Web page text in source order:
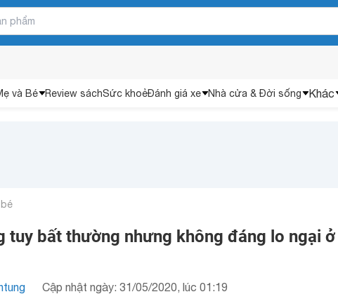
và Bé Review sáchSức khoẻĐánh giá xe Nhà cửa & Đời sống Khác
tuy bất thường nhưng không đáng lo ngại
Cập nhật ngày: 31/05/2020, lúc 01:19